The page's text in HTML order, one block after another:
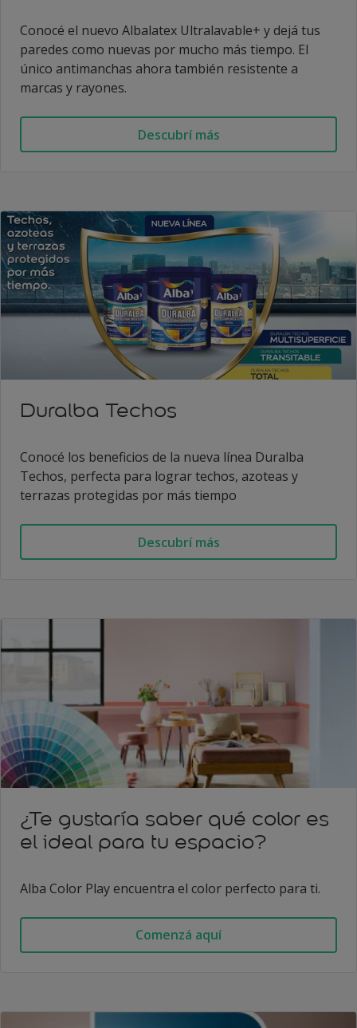
Conocé el nuevo Albalatex Ultralavable+ y dejá tus
paredes como nuevas por mucho más tiempo. El
único antimanchas ahora también resistente a
marcas y rayones.
Descubrí más
Duralba Techos
Conocé los beneficios de la nueva línea Duralba
Techos, perfecta para lograr techos, azoteas y
terrazas protegidas por más tiempo
Descubrí más
¿Te gustaría saber qué color es
el ideal para tu espacio?
Alba Color Play encuentra el color perfecto para ti.
Comenzá aquí